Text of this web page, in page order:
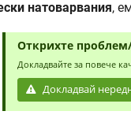
натоварвания,
Открихте
Докладвайте за повече
Докладвай